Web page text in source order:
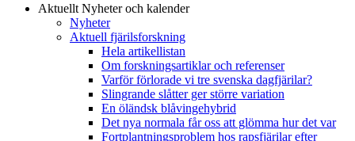
Aktuellt Nyheter och kalender
Nyheter
Aktuell fjärilsforskning
Hela artikellistan
Om forskningsartiklar och referenser
Varför förlorade vi tre svenska dagfjärilar?
Slingrande slåtter ger större variation
En öländsk blåvingehybrid
Det nya normala får oss att glömma hur det var
Fortplantningsproblem hos rapsfjärilar efter